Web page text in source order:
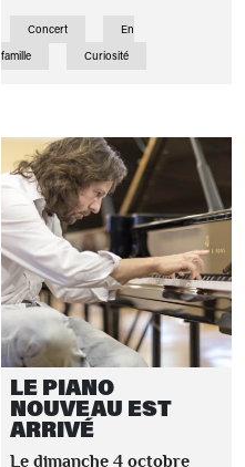
Concert
En
famille
Curiosité
LE PIANO
NOUVEAU EST
ARRIVÉ
Le dimanche 4 octobre